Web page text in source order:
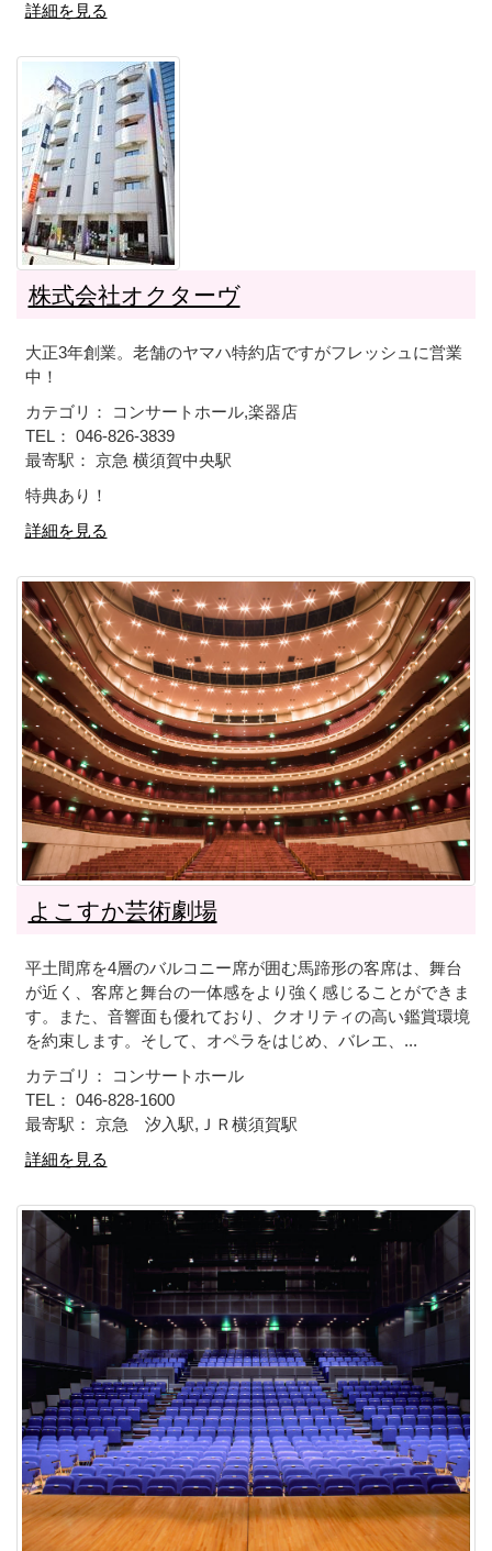
詳細を見る
株式会社オクターヴ
大正3年創業。老舗のヤマハ特約店ですがフレッシュに営業
中！
カテゴリ： コンサートホール,楽器店
TEL： 046-826-3839
最寄駅： 京急 横須賀中央駅
特典あり！
詳細を見る
よこすか芸術劇場
平土間席を4層のバルコニー席が囲む馬蹄形の客席は、舞台
が近く、客席と舞台の一体感をより強く感じることができま
す。また、音響面も優れており、クオリティの高い鑑賞環境
を約束します。そして、オペラをはじめ、バレエ、...
カテゴリ： コンサートホール
TEL： 046-828-1600
最寄駅： 京急 汐入駅,ＪＲ横須賀駅
詳細を見る